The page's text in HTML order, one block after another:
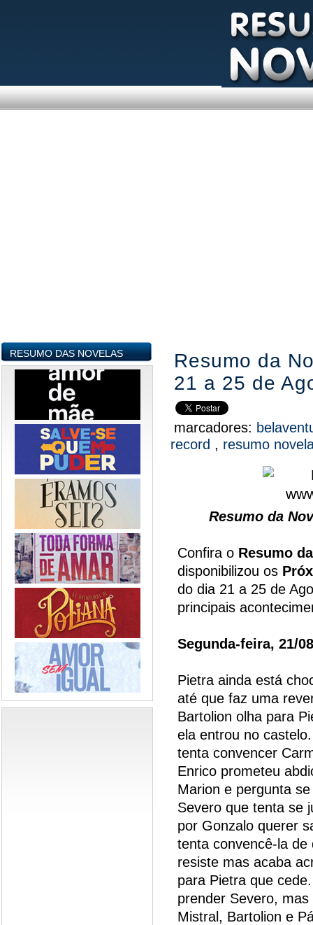
RESUMO DAS NOVELAS
Resumo da
21 a 25 de
marcadores:
record , resumo
Resumo da
Confira o Resumo
disponibilizou os
do dia 21 a 25 de
principais
Segunda-feira, 21/
Pietra ainda está
até que faz uma
Bartolion olha para
ela entrou no
tenta convencer
Enrico prometeu
Marion e pergunta
Severo que tenta se
por Gonzalo querer
tenta convencê-la
resiste mas acaba
para Pietra que
prender Severo,
Mistral, Bartolion e